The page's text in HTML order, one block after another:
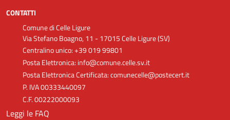
CONTATTI
Comune di Celle Ligure
Via Stefano Boagno, 11 - 17015 Celle Ligure (SV)
Centralino unico: +39 019 99801
Posta Elettronica: info@comune.celle.sv.it
Posta Elettronica Certificata: comunecelle@postecert.it
P. IVA 00333440097
C.F. 00222000093
Leggi le FAQ